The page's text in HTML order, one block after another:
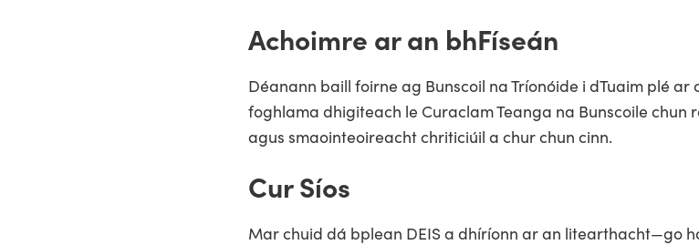
Achoimre ar an bhFíseán
Déanann baill foirne ag Bunscoil na Tríonóide i dTuaim plé
foghlama dhigiteach le Curaclam Teanga na Bunscoile
agus smaointeoireacht chriticiúil a chur chun cinn.
Cur Síos
Mar chuid dá bplean DEIS a dhíríonn ar an litearthacht—go